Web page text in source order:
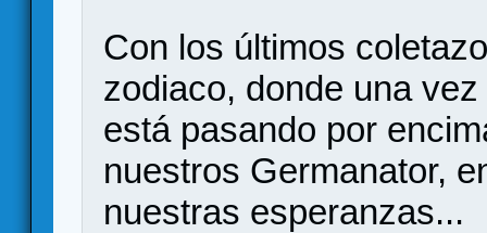
Con los últimos
zodiaco, donde una
está pasando por
nuestros Germanator,
nuestras esperanzas...